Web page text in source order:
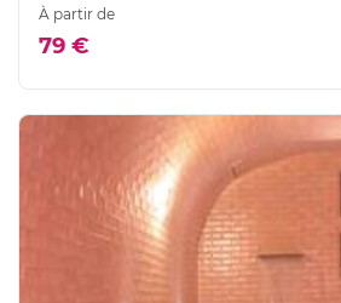
À partir de
79 €